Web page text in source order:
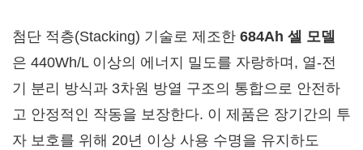
첨단 적층(Stacking) 기술로 제조한 684Ah 셀 모델
은 440Wh/L 이상의 에너지 밀도를 자랑하며, 열-전
기 분리 방식과 3차원 방열 구조의 통합으로 안전하
고 안정적인 작동을 보장한다. 이 제품은 장기간의 투
자 보호를 위해 20년 이상 사용 수명을 유지하도